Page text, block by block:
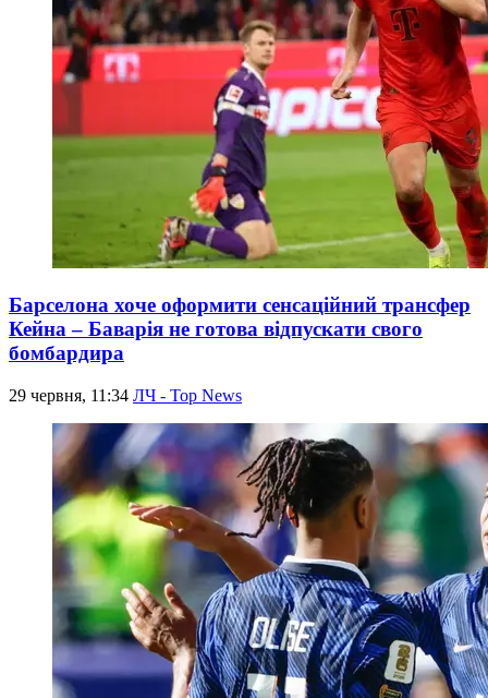
Барселона хоче оформити сенсаційний трансфер
Кейна – Баварія не готова відпускати свого
бомбардира
29 червня, 11:34 ЛЧ - Top News